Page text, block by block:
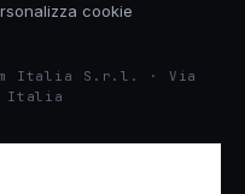
cookie
Italia S.r.l. · Via
Italia